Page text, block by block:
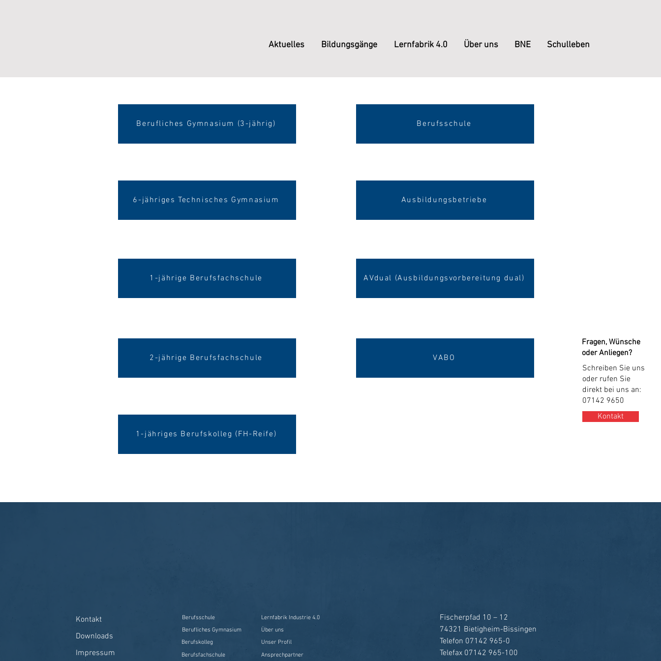
Aktuelles Bildungsgänge Lernfabrik 4.0 Über uns BNE Schulleben
Fragen, Wünsche
oder Anliegen?
Schreiben Sie uns
oder rufen Sie
direkt bei uns an:
07142 9650
Kontakt
Berufliches Gymnasium (3-jährig)
6-jähriges Technisches Gymnasium
1-jährige Berufsfachschule
2-jährige Berufsfachschule
Berufsschule
Ausbildungsbetriebe
AVdual (Ausbildungsvorbereitung dual)
VABO
1-jähriges Berufskolleg (FH-Reife)
Kontakt
Downloads
Impressum
Berufsschule
Berufliches Gymnasium
Berufskolleg
Berufsfachschule
Lernfabrik Industrie 4.0
Über uns
Unser Profil
Ansprechpartner
Fischerpfad 10 – 12
74321 Bietigheim-Bissingen
Telefon 07142 965-0
Telefax 07142 965-100